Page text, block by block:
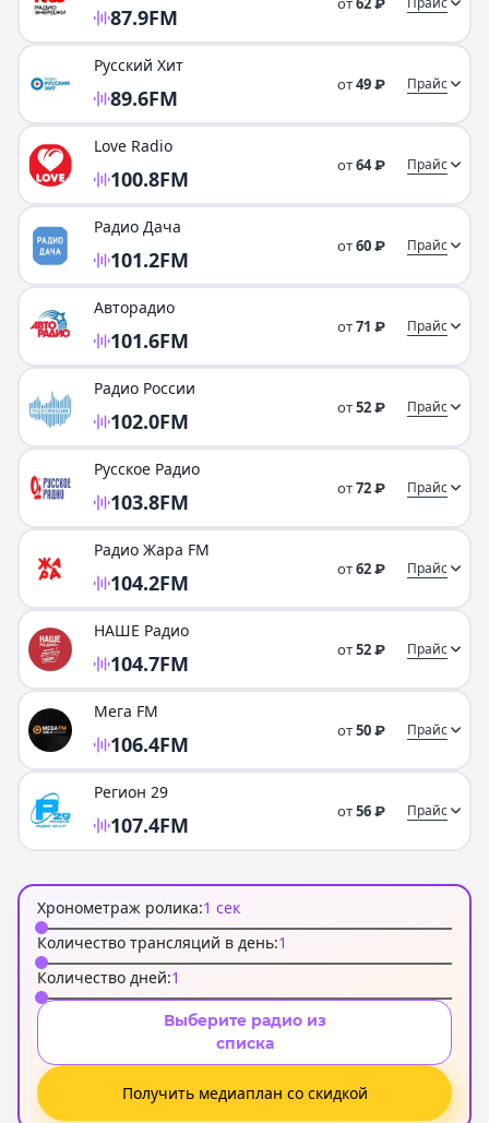
87.9FM
Русский Хит
89.6FM
от49₽ Прайс
Love Radio
100.8FM
от64₽ Прайс
Радио Дача
101.2FM
от60₽ Прайс
Авторадио
101.6FM
от71 ₽ Прайс
Радио России
102.0FM
от52₽ Прайс
Русское Радио
103.8FM
от72₽ Прайс
Радио Жара FM
104.2FM
от62₽ Прайс
НАШЕ Радио
104.7FM
от52₽ Прайс
Мега FM
106.4FM
от50₽ Прайс
Регион 29
107.4FM
от56₽ Прайс
Хронометраж ролика:1 сек
Количество трансляций в день:1
Количество дней:1
Выберите радио из
списка
Получить медиаплан со скидкой